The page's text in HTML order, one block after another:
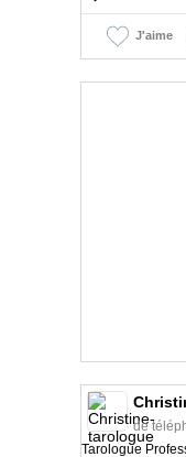
J'aime
de
Tarologue